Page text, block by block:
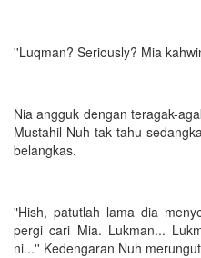
''Luqman? Seriously? Mia
Nia angguk dengan teragak-
Mustahil Nuh tak tahu
belangkas.
"Hish, patutlah lama dia
pergi cari Mia. Lukman...
ni...'' Kedengaran Nuh